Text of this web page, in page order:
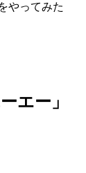
やってみた
エー」